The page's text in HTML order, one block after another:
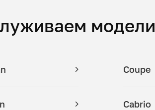
модели
Coupe
Cabrio